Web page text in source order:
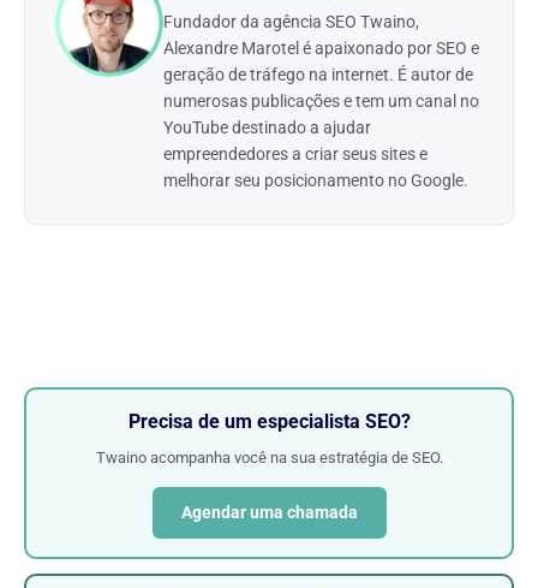
Fundador da agência SEO Twaino,
Alexandre Marotel é apaixonado por SEO e
geração de tráfego na internet. É autor de
numerosas publicações e tem um canal no
YouTube destinado a ajudar
empreendedores a criar seus sites e
melhorar seu posicionamento no Google.
Precisa de um especialista SEO?
Twaino acompanha você na sua estratégia de SEO.
Agendar uma chamada